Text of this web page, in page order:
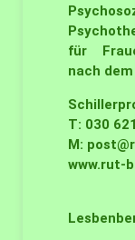
für
nach
T: 030
M:
www.rut-